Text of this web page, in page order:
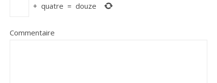
+ quatre = douze
Commentaire